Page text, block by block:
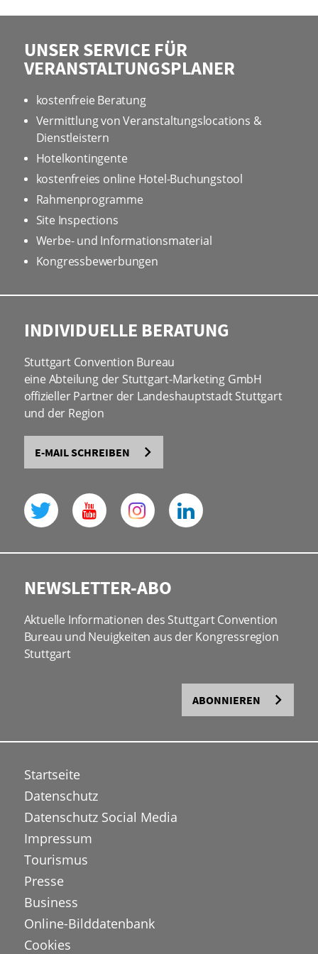
UNSER SERVICE FÜR
VERANSTALTUNGSPLANER
kostenfreie Beratung
Vermittlung von Veranstaltungslocations &
Dienstleistern
Hotelkontingente
kostenfreies online Hotel-Buchungstool
Rahmenprogramme
Site Inspections
Werbe- und Informationsmaterial
Kongressbewerbungen
INDIVIDUELLE BERATUNG
Stuttgart Convention Bureau
eine Abteilung der Stuttgart-Marketing GmbH
offizieller Partner der Landeshauptstadt Stuttgart
und der Region
E-MAIL SCHREIBEN
NEWSLETTER-ABO
Aktuelle Informationen des Stuttgart Convention
Bureau und Neuigkeiten aus der Kongressregion
Stuttgart
ABONNIEREN
Startseite
Datenschutz
Datenschutz Social Media
Impressum
Tourismus
Presse
Business
Online-Bilddatenbank
Cookies